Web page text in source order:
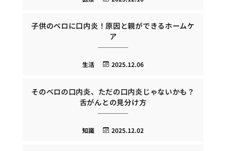
子供のベロに口内炎！原因と親ができるホームケ
ア
2025.12.06
生活
そのベロの口内炎、ただの口内炎じゃないかも？
舌がんとの見分け方
2025.12.02
知識